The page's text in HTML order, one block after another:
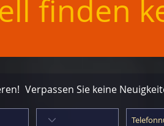
finden
Verpassen Sie keine